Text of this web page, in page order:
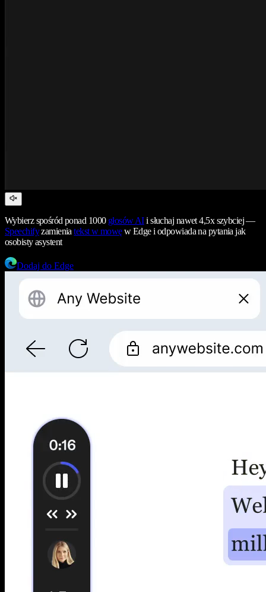
Wybierz spośród ponad 1000 głosów AIi słuchaj nawet 4,5x szybciej —
Speechifyzamieniatekst w mowęw Edge i odpowiada na pytania jak
osobisty asystent
Dodaj do Edge